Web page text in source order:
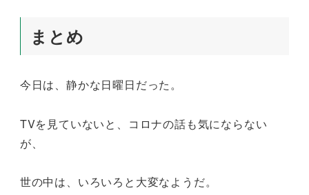
まとめ
今日は、静かな日曜日だった。
TVを見ていないと、コロナの話も気にならない
が、
世の中は、いろいろと大変なようだ。